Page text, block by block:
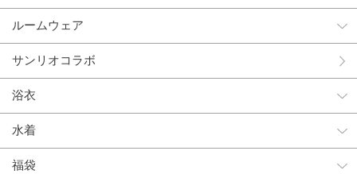
ルームウェア
サンリオコラボ
浴衣
水着
福袋